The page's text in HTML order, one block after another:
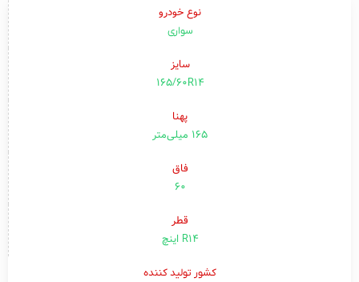
نوع خودرو
سواری
سایز
165/60R14
پهنا
۱۶۵ میلی‌متر
فاق
۶۰
قطر
R14 اینچ
کشور تولید کننده